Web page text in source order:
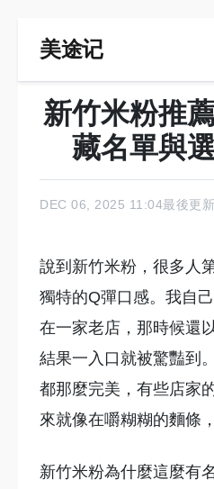
美途记
新竹米粉推
藏名單與
DEC 06, 2025 11:04最後更
說到新竹米粉，很多人
獨特的Q彈口感。我自
在一家老店，那時候還
結果一入口就被驚豔到
都那麼完美，有些店家
來就像在嚼糊糊的麵條
新竹米粉為什麼這麼有